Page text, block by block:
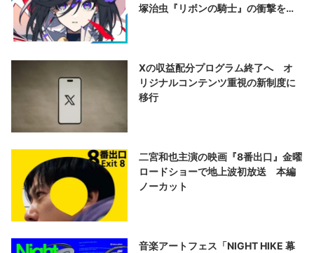
塚治虫『リボンの騎士』の衝撃を再
Xの収益配分プログラム終了へ オ
リジナルコンテンツ重視の新制度に
移行
二宮和也主演の映画『8番出口』金曜
ロードショーで地上波初放送 本編
ノーカット
音楽アートフェス「NIGHT HIKE 幕